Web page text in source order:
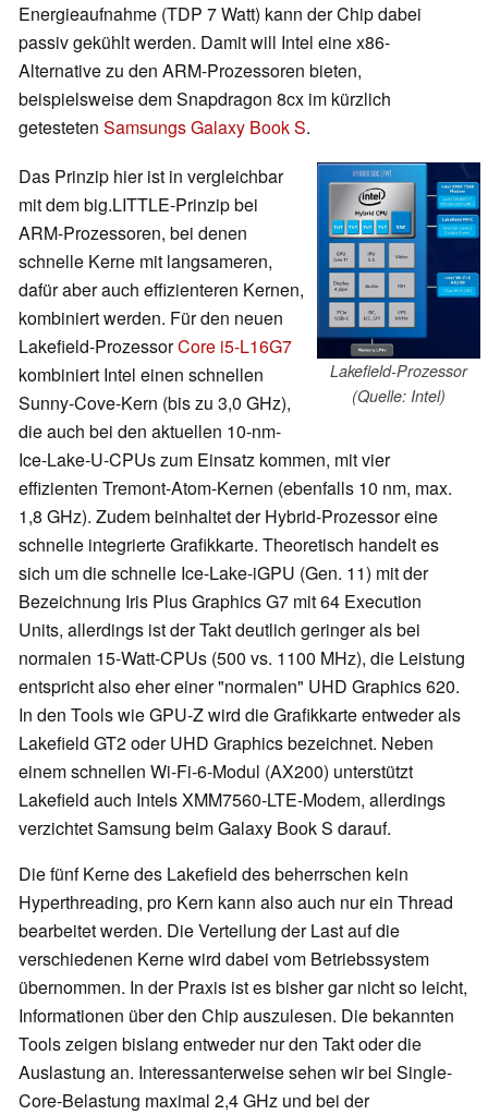
Energieaufnahme (TDP 7 Watt) kann der Chip dabei
passiv gekühlt werden. Damit will Intel eine x86-
Alternative zu den ARM-Prozessoren bieten,
beispielsweise dem Snapdragon 8cx im kürzlich
getesteten Samsungs Galaxy Book S.
Lakefield-Prozessor
(Quelle: Intel)
Das Prinzip hier ist in vergleichbar
mit dem big.LITTLE-Prinzip bei
ARM-Prozessoren, bei denen
schnelle Kerne mit langsameren,
dafür aber auch effizienteren Kernen,
kombiniert werden. Für den neuen
Lakefield-ProzessorCore i5-L16G7
kombiniert Intel einen schnellen
Sunny-Cove-Kern (bis zu 3,0 GHz),
die auch bei den aktuellen 10-nm-
Ice-Lake-U-CPUs zum Einsatz kommen, mit vier
effizienten Tremont-Atom-Kernen (ebenfalls 10 nm, max.
1,8 GHz). Zudem beinhaltet der Hybrid-Prozessor eine
schnelle integrierte Grafikkarte. Theoretisch handelt es
sich um die schnelle Ice-Lake-iGPU (Gen. 11) mit der
Bezeichnung Iris Plus Graphics G7 mit 64 Execution
Units, allerdings ist der Takt deutlich geringer als bei
normalen 15-Watt-CPUs (500 vs. 1100 MHz), die Leistung
entspricht also eher einer "normalen" UHD Graphics 620.
In den Tools wie GPU-Z wird die Grafikkarte entweder als
Lakefield GT2 oder UHD Graphics bezeichnet. Neben
einem schnellen Wi-Fi-6-Modul (AX200) unterstützt
Lakefield auch Intels XMM7560-LTE-Modem, allerdings
verzichtet Samsung beim Galaxy Book S darauf.
Die fünf Kerne des Lakefield des beherrschen kein
Hyperthreading, pro Kern kann also auch nur ein Thread
bearbeitet werden. Die Verteilung der Last auf die
verschiedenen Kerne wird dabei vom Betriebssystem
übernommen. In der Praxis ist es bisher gar nicht so leicht,
Informationen über den Chip auszulesen. Die bekannten
Tools zeigen bislang entweder nur den Takt oder die
Auslastung an. Interessanterweise sehen wir bei Single-
Core-Belastung maximal 2,4 GHz und bei der